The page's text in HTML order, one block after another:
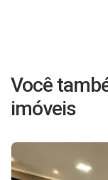
Você
imóveis